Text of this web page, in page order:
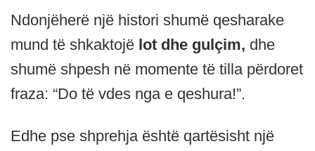
Ndonjëherë një histori shumë qesharake
mund të shkaktojë lot dhe gulçim, dhe
shumë shpesh në momente të tilla përdoret
fraza: “Do të vdes nga e qeshura!”.
Edhe pse shprehja është qartësisht një